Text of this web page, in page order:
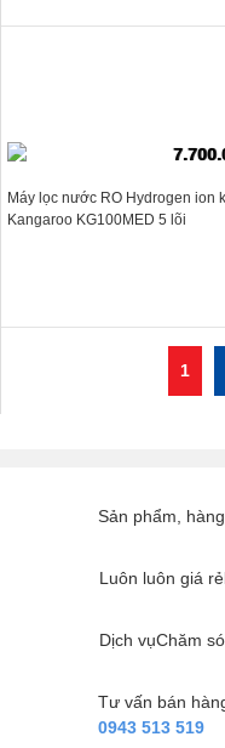
Máy lọc nước RO Hydrogen ion
Kangaroo KG100MED 5 lõi
1
Sản phẩm,
Luôn luôn giá rẻ
Dịch vụChăm
Tư vấn bán
0943 513 519